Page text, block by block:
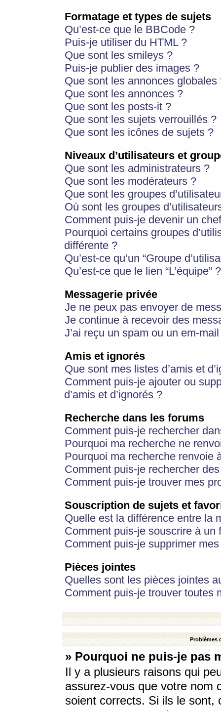
Formatage et types de sujets
Qu’est-ce que le BBCode ?
Puis-je utiliser du HTML ?
Que sont les smileys ?
Puis-je publier des images ?
Que sont les annonces globales
Que sont les annonces ?
Que sont les posts-it ?
Que sont les sujets verrouillés ?
Que sont les icônes de sujets ?
Niveaux d’utilisateurs et
Que sont les administrateurs ?
Que sont les modérateurs ?
Que sont les groupes
Où sont les groupes
Comment puis-je devenir un
Pourquoi certains groupes
différente ?
Qu’est-ce qu’un “Groupe
Qu’est-ce que le lien “L’équipe” ?
Messagerie privée
Je ne peux pas envoyer de
Je continue à recevoir des
J’ai reçu un spam ou un em-
Amis et ignorés
Que sont mes listes d’amis et
Comment puis-je ajouter ou
d’amis et d’ignorés ?
Recherche dans les forums
Comment puis-je rechercher
Pourquoi ma recherche ne
Pourquoi ma recherche renvoie
Comment puis-je rechercher
Comment puis-je trouver mes
Souscription de sujets et
Quelle est la différence entre la
Comment puis-je souscrire à
Comment puis-je supprimer
Pièces jointes
Quelles sont les pièces jointes
Comment puis-je trouver toutes
Problèmes
» Pourquoi ne puis-je pas
Il y a plusieurs raisons qui
assurez-vous que votre nom
soient corrects. Si ils le sont,